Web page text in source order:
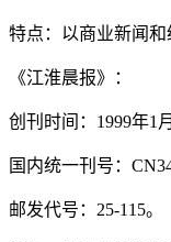
特点：以商业新闻和
《江淮晨报》：
创刊时间：1999年1
国内统一刊号：
邮发代号：25-115。